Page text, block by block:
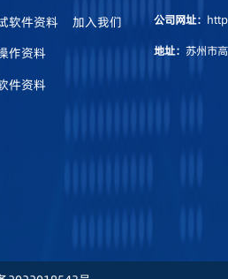
软件资料
作资料
件资料
加入我们
公司网址：
地址： 苏州市